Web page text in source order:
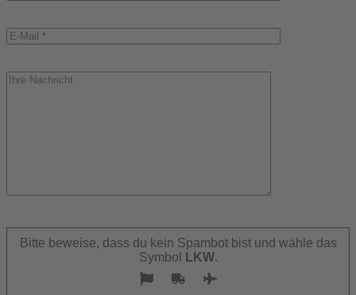
dieses
Bitte beweise, dass du kein Spambot bist und wähle das
Symbol
LKW.